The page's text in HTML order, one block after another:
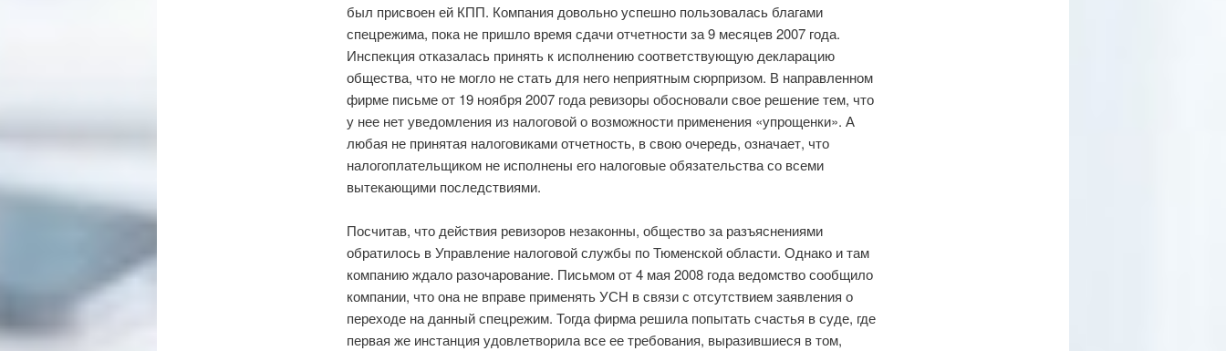
был присвоен ей КПП. Компания довольно успешно пользовалась благами
спецрежима, пока не пришло время сдачи отчетности за 9 месяцев 2007 года.
Инспекция отказалась принять к исполнению соответствующую декларацию
общества, что не могло не стать для него неприятным сюрпризом. В направленном
фирме письме от 19 ноября 2007 года ревизоры обосновали свое решение тем, что
у нее нет уведомления из налоговой о возможности применения «упрощенки». А
любая не принятая налоговиками отчетность, в свою очередь, означает, что
налогоплательщиком не исполнены его налоговые обязательства со всеми
вытекающими последствиями.
Посчитав, что действия ревизоров незаконны, общество за разъяснениями
обратилось в Управление налоговой службы по Тюменской области. Однако и там
компанию ждало разочарование. Письмом от 4 мая 2008 года ведомство сообщило
компании, что она не вправе применять УСН в связи с отсутствием заявления о
переходе на данный спецрежим. Тогда фирма решила попытать счастья в суде, где
первая же инстанция удовлетворила все ее требования, выразившиеся в том,